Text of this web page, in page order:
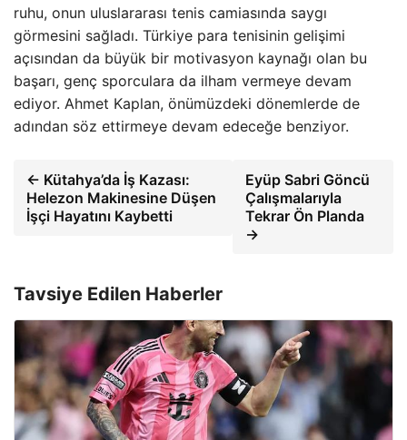
ruhu, onun uluslararası tenis camiasında saygı
görmesini sağladı. Türkiye para tenisinin gelişimi
açısından da büyük bir motivasyon kaynağı olan bu
başarı, genç sporculara da ilham vermeye devam
ediyor. Ahmet Kaplan, önümüzdeki dönemlerde de
adından söz ettirmeye devam edeceğe benziyor.
← Kütahya’da İş Kazası:
Helezon Makinesine Düşen
İşçi Hayatını Kaybetti
Eyüp Sabri Göncü
Çalışmalarıyla
Tekrar Ön Planda
→
Tavsiye Edilen Haberler